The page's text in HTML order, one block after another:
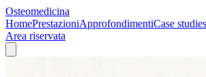
Osteomedicina
HomePrestazioniApprofondimentiCase studies
Area riservata